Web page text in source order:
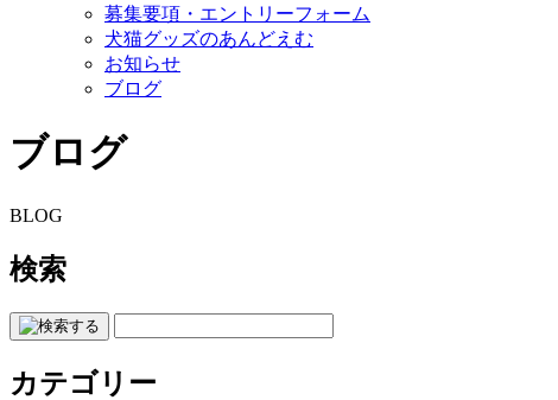
募集要項・エントリーフォーム
犬猫グッズのあんどえむ
お知らせ
ブログ
ブログ
BLOG
検索
カテゴリー